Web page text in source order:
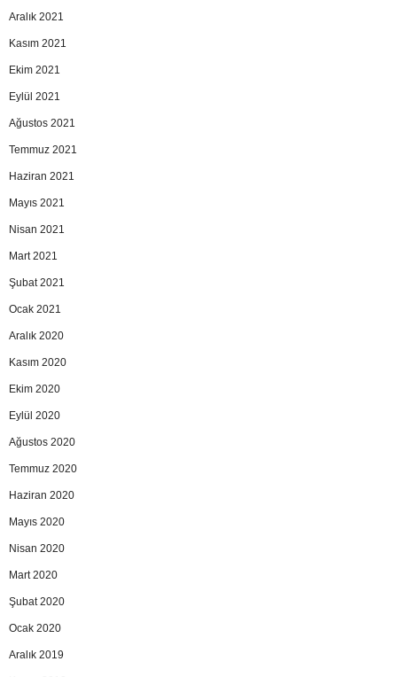
Aralık 2021
Kasım 2021
Ekim 2021
Eylül 2021
Ağustos 2021
Temmuz 2021
Haziran 2021
Mayıs 2021
Nisan 2021
Mart 2021
Şubat 2021
Ocak 2021
Aralık 2020
Kasım 2020
Ekim 2020
Eylül 2020
Ağustos 2020
Temmuz 2020
Haziran 2020
Mayıs 2020
Nisan 2020
Mart 2020
Şubat 2020
Ocak 2020
Aralık 2019